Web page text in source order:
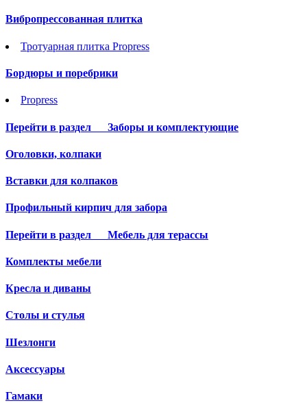
Вибропрессованная плитка
Тротуарная плитка Propress
Бордюры и поребрики
Propress
Перейти в раздел Заборы и комплектующие
Оголовки, колпаки
Вставки для колпаков
Профильный кирпич для забора
Перейти в раздел Мебель для терассы
Комплекты мебели
Кресла и диваны
Столы и стулья
Шезлонги
Аксессуары
Гамаки